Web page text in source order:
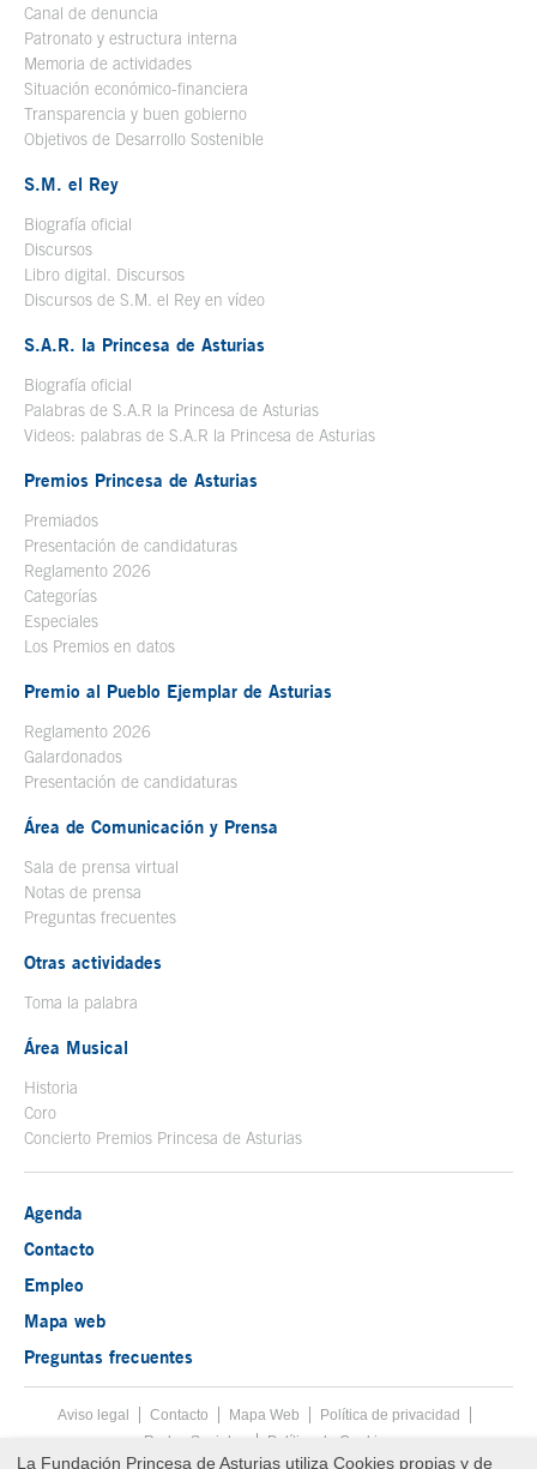
Canal de denuncia
Patronato y estructura interna
Memoria de actividades
Situación económico-financiera
Transparencia y buen gobierno
Objetivos de Desarrollo Sostenible
S.M. el Rey
Biografía oficial
Discursos
Libro digital. Discursos
Discursos de S.M. el Rey en vídeo
S.A.R. la Princesa de Asturias
Biografía oficial
Palabras de S.A.R la Princesa de Asturias
Videos: palabras de S.A.R la Princesa de Asturias
Premios Princesa de Asturias
Premiados
Presentación de candidaturas
Reglamento 2026
Categorías
Especiales
Los Premios en datos
Premio al Pueblo Ejemplar de Asturias
Reglamento 2026
Galardonados
Presentación de candidaturas
Área de Comunicación y Prensa
Sala de prensa virtual
Notas de prensa
Preguntas frecuentes
Otras actividades
Toma la palabra
Área Musical
Historia
Coro
Concierto Premios Princesa de Asturias
Agenda
Contacto
Empleo
Mapa web
Preguntas frecuentes
Menú pie
Aviso legal Tecla de acceso 8
Contacto Mapa Web
Política de privacidad
Redes Sociales
Política de Cookies
La Fundación Princesa de Asturias utiliza Cookies propias y de